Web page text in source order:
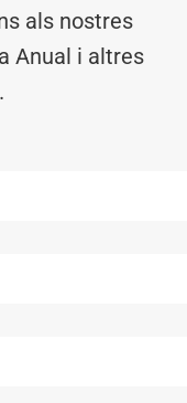
als nostres
Anual i altres